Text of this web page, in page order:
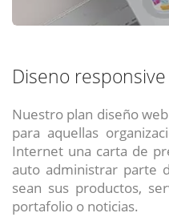
Diseno responsive
Nuestro plan diseño
para aquellas
Internet una carta de
auto administrar parte
sean sus productos,
portafolio o noticias.